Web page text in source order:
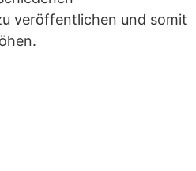
veröffentlichen und somit